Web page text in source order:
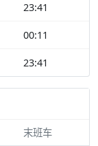
23:41
00:11
23:41
末班车